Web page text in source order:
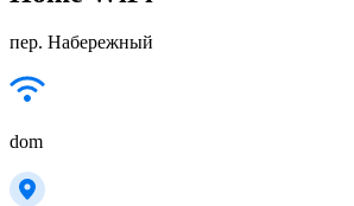
пер. Набережный
dom